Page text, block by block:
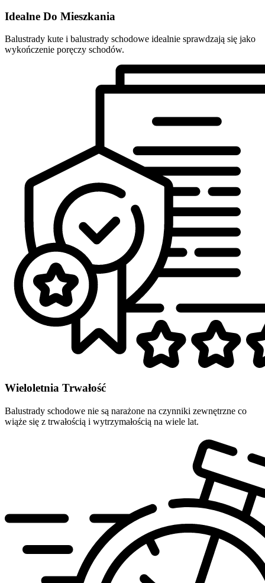
Idealne Do Mieszkania
Balustrady kute i balustrady schodowe idealnie sprawdzają się jako
wykończenie poręczy schodów.
Wieloletnia Trwałość
Balustrady schodowe nie są narażone na czynniki zewnętrzne co
wiąże się z trwałością i wytrzymałością na wiele lat.